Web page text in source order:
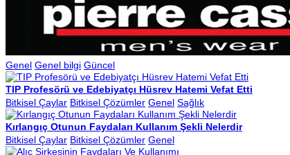
Genel Genel bilgi Güncel
TIP Profesörü ve Edebiyatçı Hüsrev Hatemi Vefat Etti
Bitkisel Çaylar Bitkisel Çözümler Genel Sağlık
Kırlangıç Otunun Faydaları Kullanım Şekli Nelerdir
Bitkisel Çaylar Bitkisel Çözümler Genel